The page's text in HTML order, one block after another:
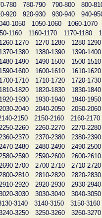
780 780-790 790-800 800-
920 920-930 930-940 940-
1050 1050-1060 1060-1070
1160 1160-1170 1170-1180
1260-1270 1270-1280 1280-1290
1370-1380 1380-1390 1390-1400
1480-1490 1490-1500 1500-1510
1590-1600 1600-1610 1610-1620
1700-1710 1710-1720 1720-1730
1810-1820 1820-1830 1830-1840
1920-1930 1930-1940 1940-1950
2040 2040-2050 2050-2060
2150 2150-2160 2160-2170
2260 2260-2270 2270-2280
2370 2370-2380 2380-2390
2480 2480-2490 2490-2500
2590 2590-2600 2600-2610
2700 2700-2710 2710-2720
2810 2810-2820 2820-2830
2920 2920-2930 2930-2940
3030 3030-3040 3040-3050
3140 3140-3150 3150-3160
3250 3250-3260 3260-3270